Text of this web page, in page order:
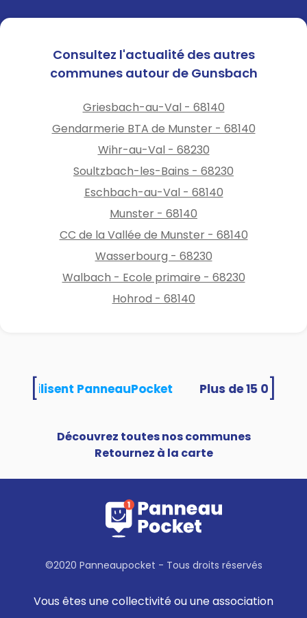
Consultez l'actualité des autres
communes autour de Gunsbach
Griesbach-au-Val - 68140
Gendarmerie BTA de Munster - 68140
Wihr-au-Val - 68230
Soultzbach-les-Bains - 68230
Eschbach-au-Val - 68140
Munster - 68140
CC de la Vallée de Munster - 68140
Wasserbourg - 68230
Walbach - Ecole primaire - 68230
Hohrod - 68140
utilisent PanneauPocket
Découvrez toutes nos communes
Retournez à la carte
©2020 Panneaupocket - Tous droits réservés
Vous êtes une collectivité ou une association